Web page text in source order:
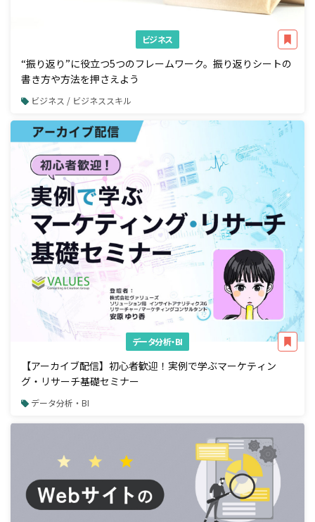
ビジネス
“振り返り”に役立つ5つのフレームワーク。振り返りシートの
書き方や方法を押さえよう
ビジネス / ビジネススキル
データ分析・BI
【アーカイブ配信】初心者歓迎！実例で学ぶマーケティン
グ・リサーチ基礎セミナー
データ分析・BI